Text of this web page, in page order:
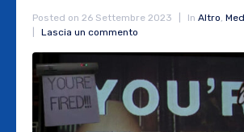
Posted on 26 Settembre 2023 In Altro,
Lascia un commento